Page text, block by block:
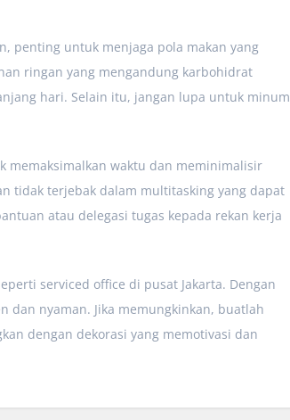
penting untuk menjaga pola makan yang
ringan yang mengandung karbohidrat
hari. Selain itu, jangan lupa untuk minum
memaksimalkan waktu dan meminimalisir
tidak terjebak dalam multitasking yang dapat
atau delegasi tugas kepada rekan kerja
serviced office di pusat Jakarta. Dengan
dan nyaman. Jika memungkinkan, buatlah
dengan dekorasi yang memotivasi dan